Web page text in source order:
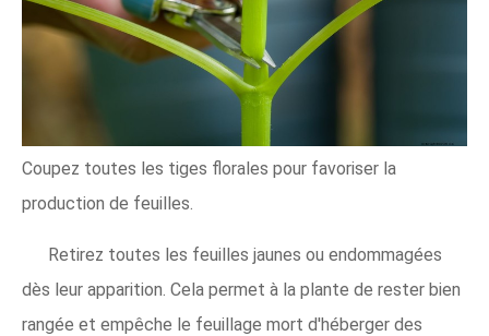
Coupez toutes les tiges florales pour favoriser la
production de feuilles.
Retirez toutes les feuilles jaunes ou endommagées
dès leur apparition. Cela permet à la plante de rester bien
rangée et empêche le feuillage mort d'héberger des